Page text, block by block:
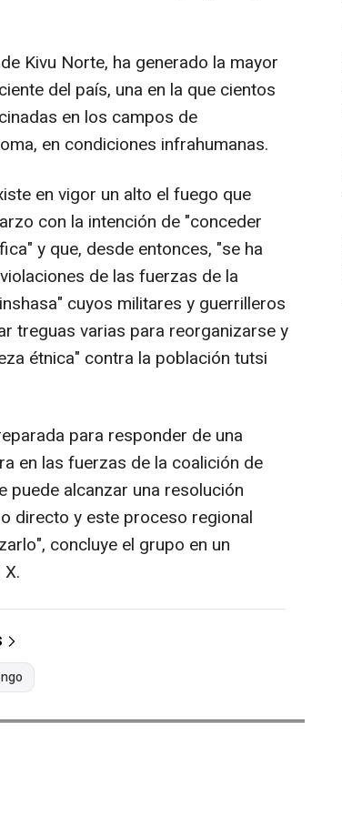
Kivu Norte, ha generado la mayor
del país, una en la que cientos
en los campos de
en condiciones infrahumanas.
en vigor un alto el fuego que
con la intención de "conceder
y que, desde entonces, "se ha
de las fuerzas de la
cuyos militares y guerrilleros
treguas varias para reorganizarse y
étnica" contra la población tutsi
para responder de una
en las fuerzas de la coalición de
puede alcanzar una resolución
directo y este proceso regional
concluye el grupo en un